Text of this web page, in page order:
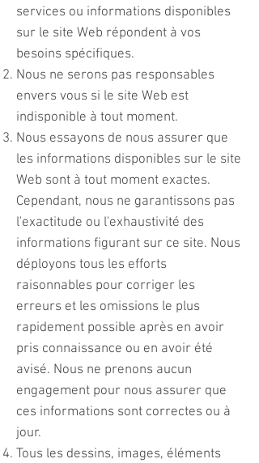
services ou informations disponibles
sur le site Web répondent à vos
besoins spécifiques.
Nous ne serons pas responsables
envers vous si le site Web est
indisponible à tout moment.
Nous essayons de nous assurer que
les informations disponibles sur le site
Web sont à tout moment exactes.
Cependant, nous ne garantissons pas
l'exactitude ou l'exhaustivité des
informations figurant sur ce site. Nous
déployons tous les efforts
raisonnables pour corriger les
erreurs et les omissions le plus
rapidement possible après en avoir
pris connaissance ou en avoir été
avisé. Nous ne prenons aucun
engagement pour nous assurer que
ces informations sont correctes ou à
jour.
Tous les dessins, images, éléments